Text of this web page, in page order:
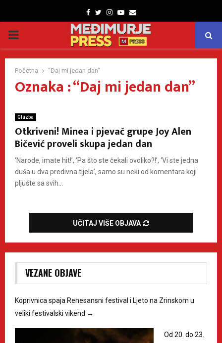
Facebook
TwitterInstagram
Youtube
Email
PRIMARY
MENU
Početna "Daj mi jedan dan"
Oznaka : “Daj mi jedan dan”
Glazba
Otkriveni! Minea i pjevač grupe Joy Alen
Bičević proveli skupa jedan dan
‘Narode, imate hit!’, ‘Pa što ste čekali ovoliko?!’, ‘Vi ste jedna
duša u dva predivna tijela’, samo su neki od komentara koji
pljušte sa svih...
UČITAJ VIŠE OBJAVA
VEZANE OBJAVE
Koprivnica spaja Renesansni festival i Ljeto na Zrinskom u
veliki festivalski vikend →
Od 20. do 23.